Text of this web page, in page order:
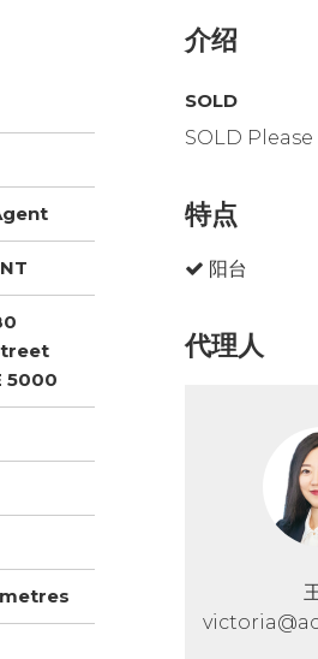
5000
介绍
SOLD
SOLD
特点
阳台
代理人